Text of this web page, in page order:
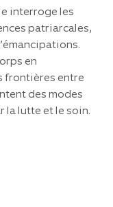
interroge les
patriarcales,
en
frontières entre
des modes
la lutte et le soin.